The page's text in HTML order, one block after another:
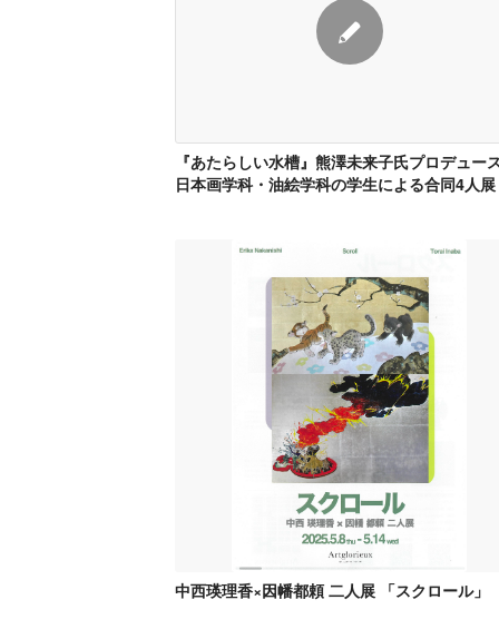
『あたらしい水槽』熊澤未来子氏プロデュー
日本画学科・油絵学科の学生による合同4人展
中西瑛理香×因幡都頼 二人展 「スクロール」